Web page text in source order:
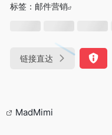
标签： 邮件营销
链接直达
MadMimi